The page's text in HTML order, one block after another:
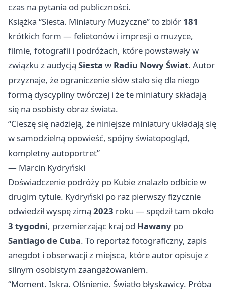
czas na pytania od publiczności.
Książka “Siesta. Miniatury Muzyczne” to zbiór 181
krótkich form — felietonów i impresji o muzyce,
filmie, fotografii i podróżach, które powstawały w
związku z audycją Siesta w Radiu Nowy Świat. Autor
przyznaje, że ograniczenie słów stało się dla niego
formą dyscypliny twórczej i że te miniatury składają
się na osobisty obraz świata.
“Cieszę się nadzieją, że niniejsze miniatury układają się
w samodzielną opowieść, spójny światopogląd,
kompletny autoportret”
— Marcin Kydryński
Doświadczenie podróży po Kubie znalazło odbicie w
drugim tytule. Kydryński po raz pierwszy fizycznie
odwiedził wyspę zimą 2023 roku — spędził tam około
3 tygodni, przemierzając kraj od Hawany po
Santiago de Cuba. To reportaż fotograficzny, zapis
anegdot i obserwacji z miejsca, które autor opisuje z
silnym osobistym zaangażowaniem.
“Moment. Iskra. Olśnienie. Światło błyskawicy. Próba